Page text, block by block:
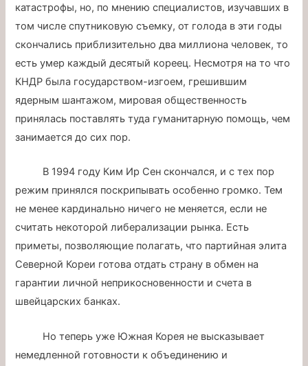
катастрофы, но, по мнению специалистов, изучавших в
том числе спутниковую съемку, от голода в эти годы
скончались приблизительно два миллиона человек, то
есть умер каждый десятый кореец. Несмотря на то что
КНДР была государством-изгоем, грешившим
ядерным шантажом, мировая общественность
принялась поставлять туда гуманитарную помощь, чем
занимается до сих пор.
В 1994 году Ким Ир Сен скончался, и с тех пор
режим принялся поскрипывать особенно громко. Тем
не менее кардинально ничего не меняется, если не
считать некоторой либерализации рынка. Есть
приметы, позволяющие полагать, что партийная элита
Северной Кореи готова отдать страну в обмен на
гарантии личной неприкосновенности и счета в
швейцарских банках.
Но теперь уже Южная Корея не высказывает
немедленной готовности к объединению и